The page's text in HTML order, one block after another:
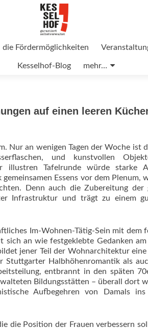
die Fördermöglichkeiten
Kesselhof-Blog mehr…
auf einen leeren
Nur an wenigen Tagen der Woche ist
und kunstvollen
illustren Tafelrunde würde starke
Essens vor dem Plenum,
Denn auch die Zubereitung der
Infrastruktur und trägt zu einem
Im-Wohnen-Tätig-Sein mit dem
sich an wie festgeklebte Gedanken
jener Teil der Wohnarchitektur
Stuttgarter Halbhöhenromantik als
entbrannt in den späten
Bildungsstätten – überall dort
Aufbegehren von Damals
die Position der Frauen verbessern